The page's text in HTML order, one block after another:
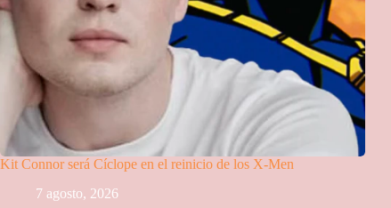
Kit Connor será Cíclope en el reinicio de los X-Men
7 agosto, 2026